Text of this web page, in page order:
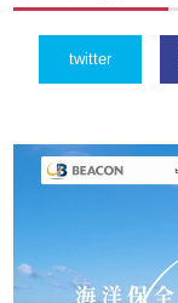
twitter